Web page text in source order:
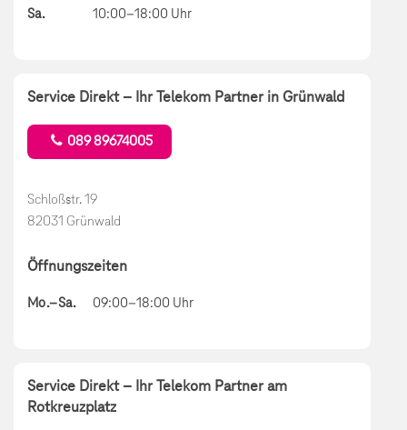
Sa.
10:00–18:00 Uhr
Service Direkt – Ihr Telekom Partner in Grünwald
089 89674005
Schloßstr. 19
82031 Grünwald
Öffnungszeiten
Mo.–Sa. 09:00–18:00 Uhr
Service Direkt – Ihr Telekom Partner am
Rotkreuzplatz